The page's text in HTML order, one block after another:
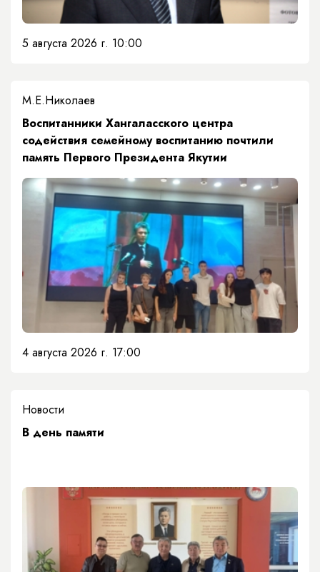
5 августа 2026 г. 10:00
М.Е.Николаев
​Воспитанники Хангаласского центра
содействия семейному воспитанию почтили
память Первого Президента Якутии
4 августа 2026 г. 17:00
Новости
​В день памяти